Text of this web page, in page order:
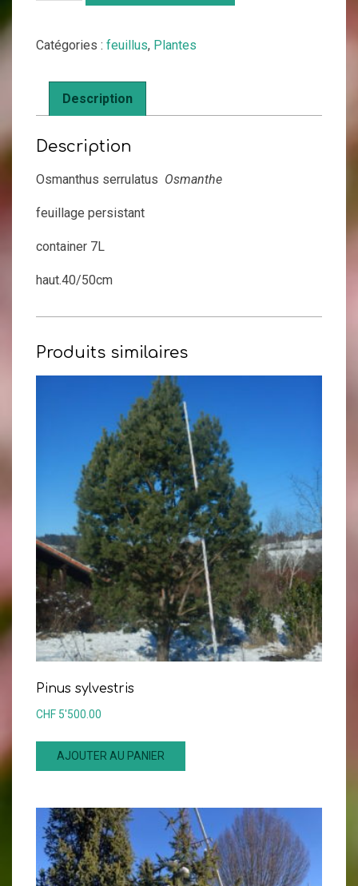
Catégories : feuillus, Plantes
Description
Description
Osmanthus serrulatus Osmanthe
feuillage persistant
container 7L
haut.40/50cm
Produits similaires
Pinus sylvestris
CHF 5'500.00
AJOUTER AU PANIER